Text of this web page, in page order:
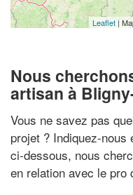
Leaflet |
Nous
artisan à
Vous ne savez pas
projet ? Indiquez-
ci-dessous, nous
en relation avec le pro